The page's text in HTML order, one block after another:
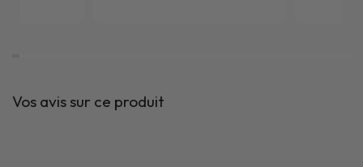
Vos avis sur ce produit